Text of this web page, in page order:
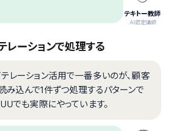
テキトー教師
.AI認定講師
レーションで処理する
レーション活用で一番多いのが、顧客
み込んで1件ずつ処理するパターンで
でも実際にやっています。